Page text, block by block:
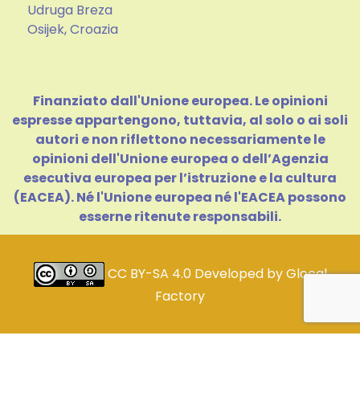
Udruga Breza
Osijek, Croazia
Finanziato dall'Unione europea. Le opinioni
espresse appartengono, tuttavia, al solo o ai soli
autori e non riflettono necessariamente le
opinioni dell'Unione europea o dell’Agenzia
esecutiva europea per l’istruzione e la cultura
(EACEA). Né l'Unione europea né l'EACEA possono
esserne ritenute responsabili.
CC BY-SA 4.0 Developed byGlocal
Factory